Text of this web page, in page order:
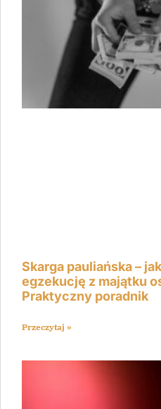
Skarga pauliańska –
egzekucję z majątku
Praktyczny poradnik
Przeczytaj »